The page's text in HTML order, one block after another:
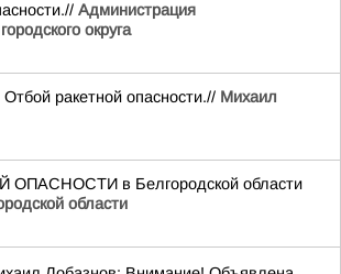
Администрация
округа
ракетной опасности.// Михаил
в Белгородской области
области